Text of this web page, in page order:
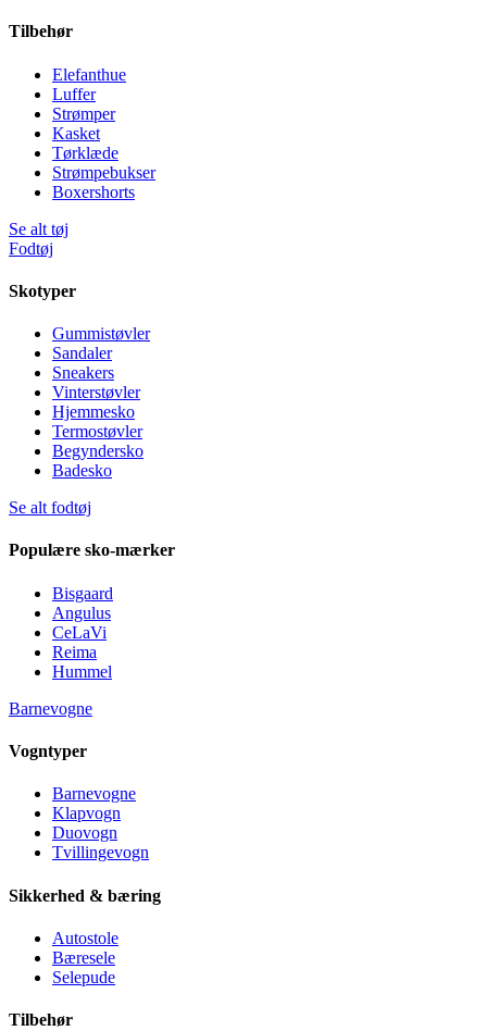
Tilbehør
Elefanthue
Luffer
Strømper
Kasket
Tørklæde
Strømpebukser
Boxershorts
Se alt tøj
Fodtøj
Skotyper
Gummistøvler
Sandaler
Sneakers
Vinterstøvler
Hjemmesko
Termostøvler
Begyndersko
Badesko
Se alt fodtøj
Populære sko-mærker
Bisgaard
Angulus
CeLaVi
Reima
Hummel
Barnevogne
Vogntyper
Barnevogne
Klapvogn
Duovogn
Tvillingevogn
Sikkerhed & bæring
Autostole
Bæresele
Selepude
Tilbehør